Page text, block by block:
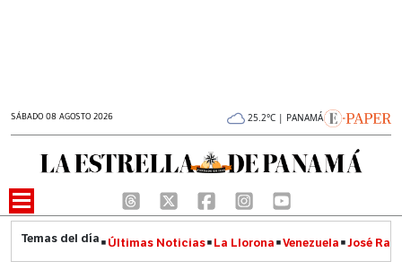
SÁBADO 08 AGOSTO 2026 25.2°C | PANAMÁ
Últimas Noticias La Llorona Venezuela José